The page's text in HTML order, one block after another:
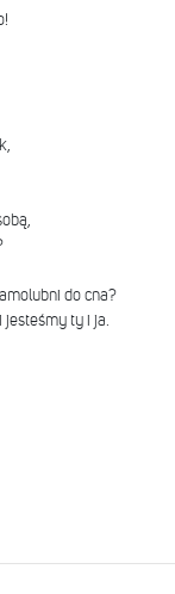
do cna?
jesteśmy ty i ja.